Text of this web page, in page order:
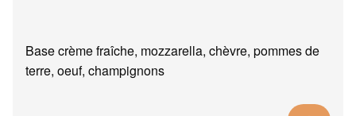
Base crème fraîche, mozzarella, chèvre, pommes de
terre, oeuf, champignons